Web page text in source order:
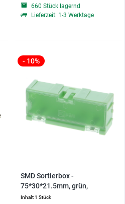
660 Stück lagernd
Lieferzeit: 1-3 Werktage
- 10%
SMD Sortierbox -
75*30*21.5mm, grün,
erweiterbar
Inhalt1 Stück